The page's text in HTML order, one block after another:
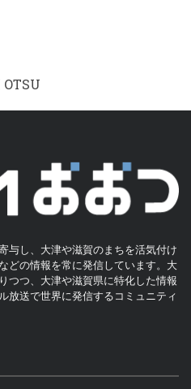
OTSU
与し、大津や滋賀のまちを活気付け
どの情報を常に発信しています。大
つつ、大津や滋賀県に特化した情報
放送で世界に発信するコミュニティ